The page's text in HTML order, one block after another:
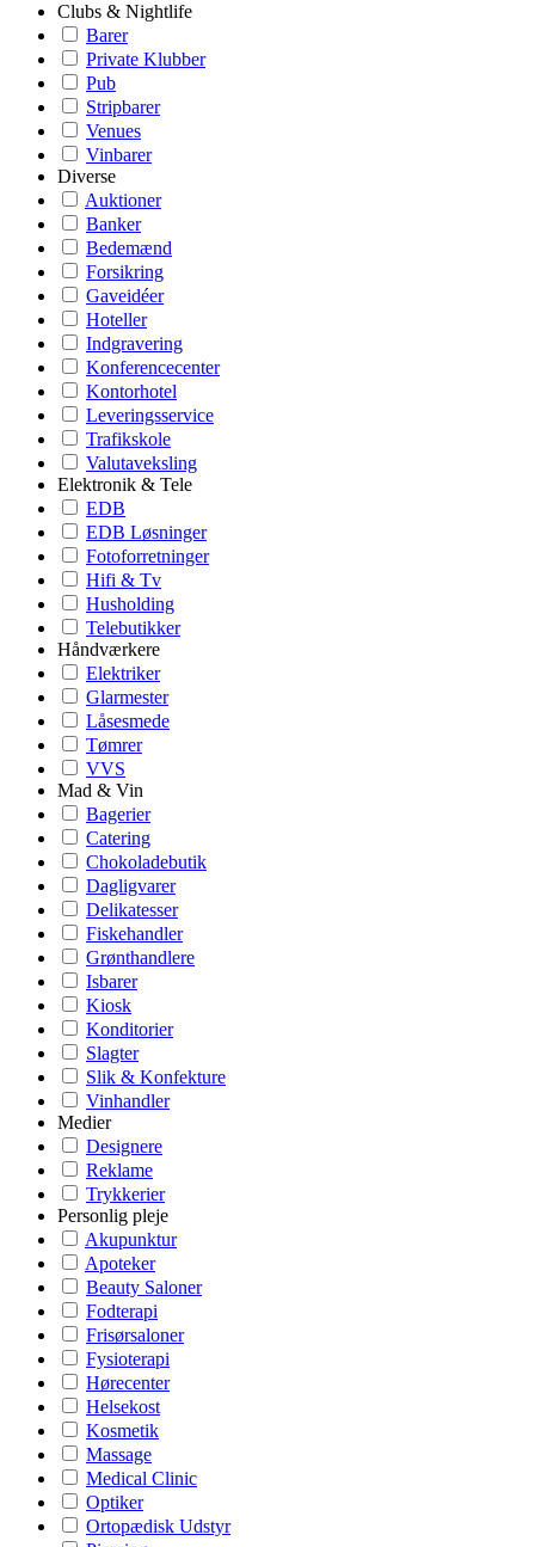
Clubs & Nightlife
Barer
Private Klubber
Pub
Stripbarer
Venues
Vinbarer
Diverse
Auktioner
Banker
Bedemænd
Forsikring
Gaveidéer
Hoteller
Indgravering
Konferencecenter
Kontorhotel
Leveringsservice
Trafikskole
Valutaveksling
Elektronik & Tele
EDB
EDB Løsninger
Fotoforretninger
Hifi & Tv
Husholding
Telebutikker
Håndværkere
Elektriker
Glarmester
Låsesmede
Tømrer
VVS
Mad & Vin
Bagerier
Catering
Chokoladebutik
Dagligvarer
Delikatesser
Fiskehandler
Grønthandlere
Isbarer
Kiosk
Konditorier
Slagter
Slik & Konfekture
Vinhandler
Medier
Designere
Reklame
Trykkerier
Personlig pleje
Akupunktur
Apoteker
Beauty Saloner
Fodterapi
Frisørsaloner
Fysioterapi
Hørecenter
Helsekost
Kosmetik
Massage
Medical Clinic
Optiker
Ortopædisk Udstyr